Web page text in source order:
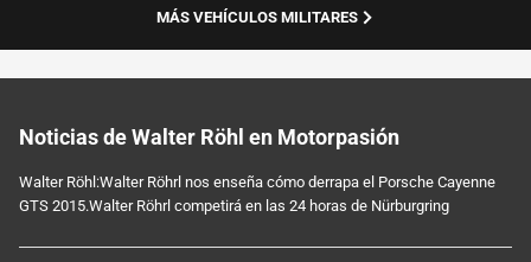
MÁS VEHÍCULOS MILITARES
Noticias de Walter Röhl en Motorpasión
Walter Röhl:Walter Röhrl nos enseña cómo derrapa el Porsche Cayenne
GTS 2015.Walter Röhrl competirá en las 24 horas de Nürburgring